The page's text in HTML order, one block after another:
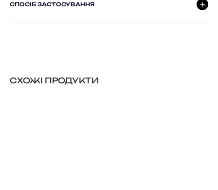
СПОСІБ ЗАСТОСУВАННЯ
CХОЖІ ПРОДУКТИ